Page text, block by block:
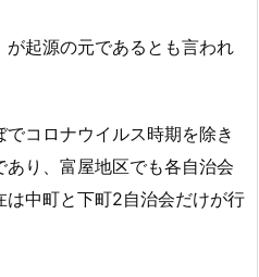
が起源の元であるとも言われ
でコロナウイルス時期を除き
り、富屋地区でも各自治会
中町と下町2自治会だけが行